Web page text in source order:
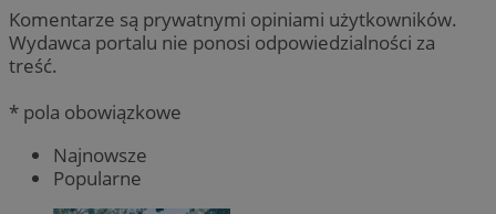
Komentarze są prywatnymi opiniami użytkowników.
Wydawca portalu nie ponosi odpowiedzialności za
treść.
* pola obowiązkowe
Najnowsze
Popularne